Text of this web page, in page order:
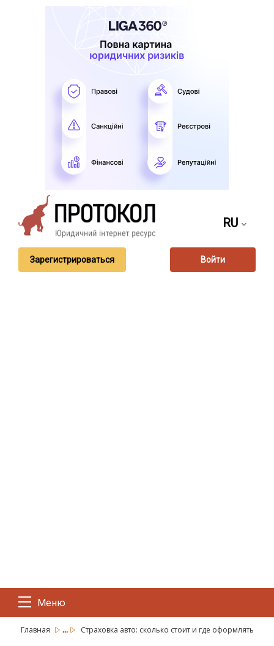
RU
Зарегистрироваться Войти
Меню
Главная ... Страховка авто: сколько стоит и где оформлять